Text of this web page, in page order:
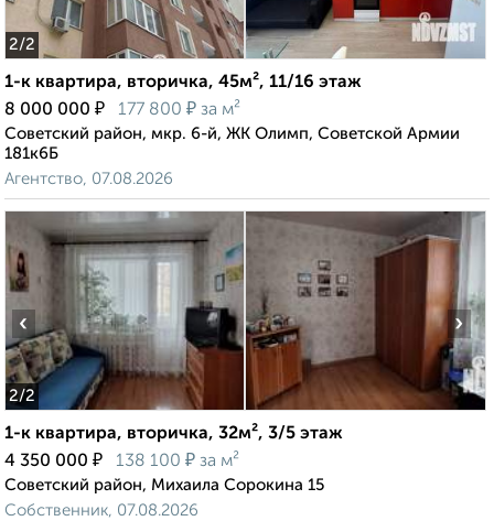
2/2
1-к квартира, вторичка, 45м², 11/16 этаж
8 000 000 ₽ 177 800 ₽ за м²
Советский район, мкр. 6-й, ЖК Олимп, Советской Армии
181к6Б
Агентство, 07.08.2026
2/2
‹ ›
1-к квартира, вторичка, 32м², 3/5 этаж
4 350 000 ₽ 138 100 ₽ за м²
Советский район, Михаила Сорокина 15
Собственник, 07.08.2026